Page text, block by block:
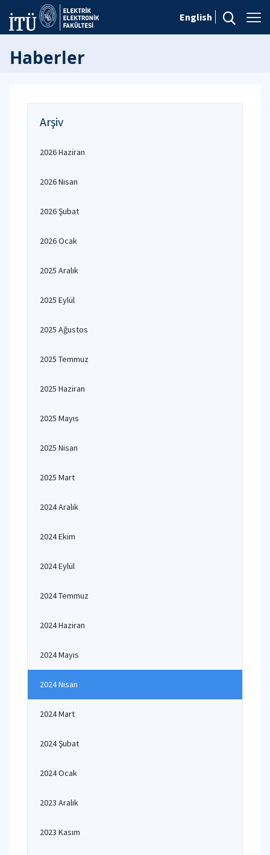
English
Haberler
Arşiv
2026 Haziran
2026 Nisan
2026 Şubat
2026 Ocak
2025 Aralık
2025 Eylül
2025 Ağustos
2025 Temmuz
2025 Haziran
2025 Mayıs
2025 Nisan
2025 Mart
2024 Aralık
2024 Ekim
2024 Eylül
2024 Temmuz
2024 Haziran
2024 Mayıs
2024 Nisan
2024 Mart
2024 Şubat
2024 Ocak
2023 Aralık
2023 Kasım